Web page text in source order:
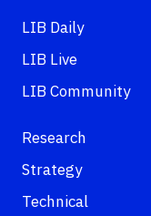
LIB Daily
LIB Live
LIB Community
Research
Strategy
Technical